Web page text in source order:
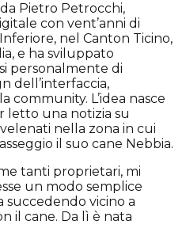
Pietro Petrocchi,
con vent’anni di
nel Canton Ticino,
e ha sviluppato
personalmente di
dell’interfaccia,
community. L’idea nasce
letto una notizia su
nella zona in cui
il suo cane Nebbia.
tanti proprietari, mi
un modo semplice
succedendo vicino a
il cane. Da lì è nata